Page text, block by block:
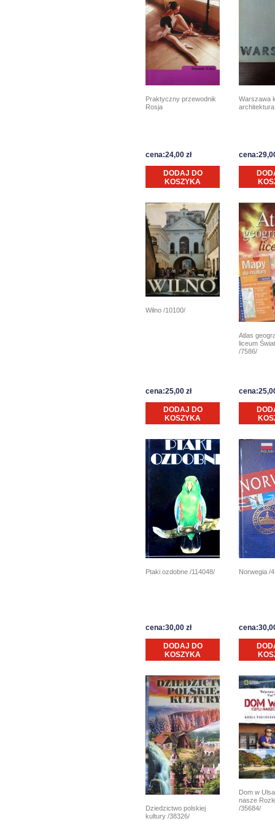
Praktyczny przewodnik
Rosja
cena:24,00 zł
DODAJ DO
KOSZYKA
Warszawa
Wilno /10100/
cena:25,00 zł
DODAJ DO
KOSZYKA
Atlas
liceum
/7586/
Ptaki ozdobne /114048/
cena:30,00 zł
DODAJ DO
KOSZYKA
Norwegia /
Dziedzictwo polskiej
kultury /38326/
Dom w
nasze
/35684/